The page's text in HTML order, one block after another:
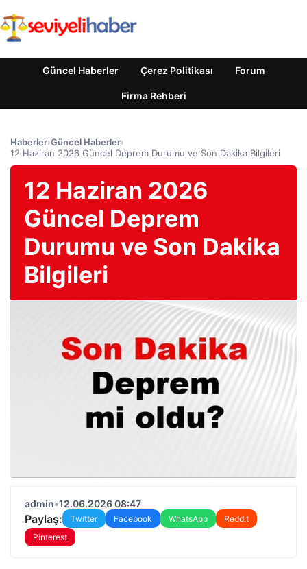
Güncel Haberler Çerez Politikası Forum
Firma Rehberi
Haberler›Güncel Haberler›
12 Haziran 2026 Güncel Deprem Durumu ve Son Dakika Bilgileri
12 Haziran 2026
Güncel Deprem
Durumu ve Son Dakika
Bilgileri
admin•12.06.2026 08:47
Paylaş: Twitter Facebook WhatsApp
Reddit
Pinterest